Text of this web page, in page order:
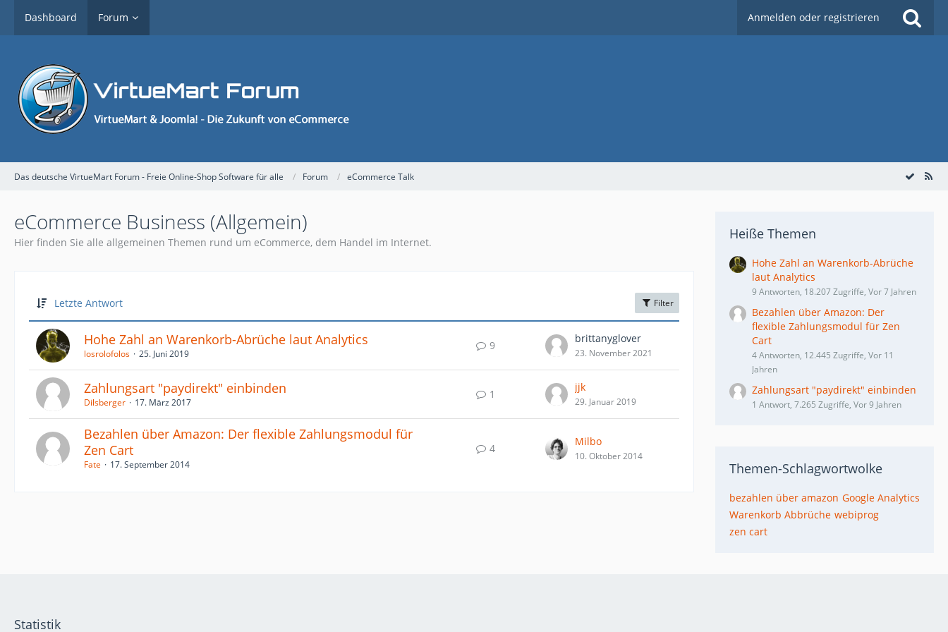
Dashboard Forum Anmelden oder registrieren
Das deutsche VirtueMart Forum - Freie Online-Shop Software für alle Forum eCommerce Talk
eCommerce Business (Allgemein)
Hier finden Sie alle allgemeinen Themen rund um eCommerce, dem Handel im Internet.
Letzte Antwort Filter
Hohe Zahl an Warenkorb-Abrüche laut Analytics
losrolofolos 25. Juni 2019
9
brittanyglover
23. November 2021
Zahlungsart "paydirekt" einbinden
Dilsberger 17. März 2017
1
jjk
29. Januar 2019
Bezahlen über Amazon: Der flexible Zahlungsmodul für
Zen Cart
Fate 17. September 2014
4
Milbo
10. Oktober 2014
Heiße Themen
Hohe Zahl an Warenkorb-Abrüche
laut Analytics
9 Antworten, 18.207 Zugriffe, Vor 7 Jahren
Bezahlen über Amazon: Der
flexible Zahlungsmodul für Zen
Cart
4 Antworten, 12.445 Zugriffe, Vor 11
Jahren
Zahlungsart "paydirekt" einbinden
1 Antwort, 7.265 Zugriffe, Vor 9 Jahren
Themen-Schlagwortwolke
bezahlen über amazon Google Analytics
Warenkorb Abbrüche webiprog
zen cart
Statistik